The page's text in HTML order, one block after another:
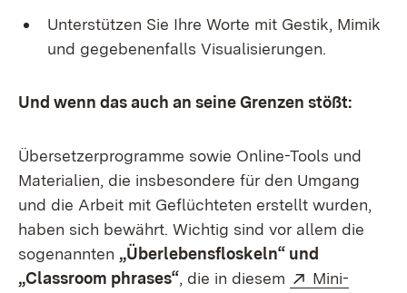
Unterstützen Sie Ihre Worte mit Gestik, Mimik
und gegebenenfalls Visualisierungen.
Und wenn das auch an seine Grenzen stößt:
Übersetzerprogramme sowie Online-Tools und
Materialien, die insbesondere für den Umgang
und die Arbeit mit Geflüchteten erstellt wurden,
haben sich bewährt. Wichtig sind vor allem die
sogenannten „Überlebensfloskeln“ und
„Classroom phrases“, die in diesem Extern:
Mini-